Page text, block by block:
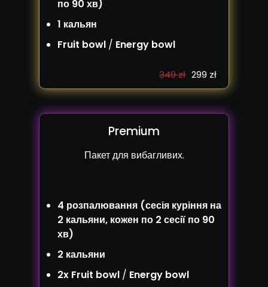
по 90 хв)
1 кальян
Fruit bowl / Energy bowl
349 zł 299 zł
Premium
Пакет для вибагливих.
4 розпалювання (сесія куріння на
2 кальяни, кожен по 2 сесії по 90
хв)
2 кальяни
2x Fruit bowl / Energy bowl